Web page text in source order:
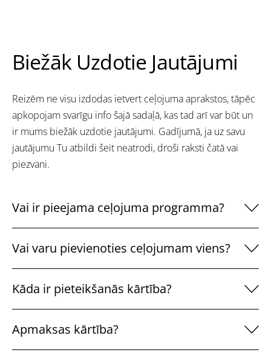
Biežāk Uzdotie Jautājumi
Reizēm ne visu izdodas ietvert ceļojuma aprakstos, tāpēc
apkopojam svarīgu info šajā sadaļā, kas tad arī var būt un
ir mums biežāk uzdotie jautājumi. Gadījumā, ja uz savu
jautājumu Tu atbildi šeit neatrodi, droši raksti čatā vai
piezvani.
Vai ir pieejama ceļojuma programma?
Vai varu pievienoties ceļojumam viens?
Kāda ir pieteikšanās kārtība?
Apmaksas kārtība?